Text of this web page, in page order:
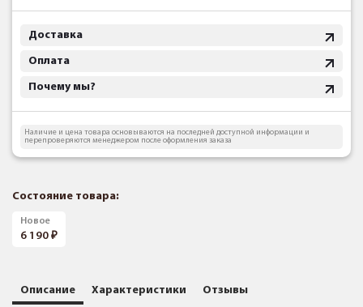
Доставка
Оплата
Почему мы?
Наличие и цена товара основываются на последней доступной информации и
перепроверяются менеджером после оформления заказа
Состояние товара:
Новое
6 190
Описание Характеристики Отзывы